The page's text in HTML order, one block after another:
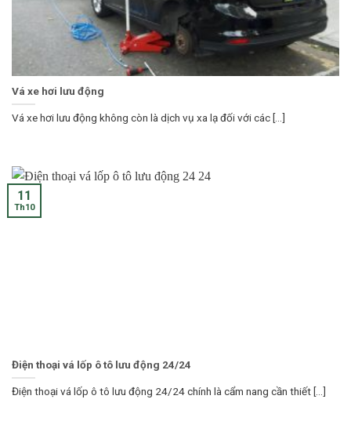
Vá xe hơi lưu động
Vá xe hơi lưu động không còn là dịch vụ xa lạ đối với các [...]
Điện thoại vá lốp ô tô lưu động 24/24
Điện thoại vá lốp ô tô lưu động 24/24 chính là cẩm nang cần thiết [...]
11
Th10